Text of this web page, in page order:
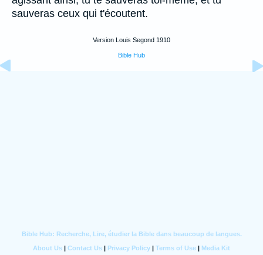
sauveras ceux qui t'écoutent.
Version Louis Segond 1910
Bible Hub